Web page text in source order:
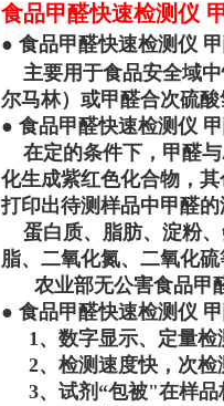
食品甲醛快速检测仪
● 食品甲醛快速检测仪
主要用于食品安全域中
尔马林）或甲醛合次硫
● 食品甲醛快速检测仪
在定的条件下，甲醛与
化生成紫红色化合物，
打印出待测样品中甲醛
蛋白质、脂肪、淀粉、
脂、二氧化氮、二氧化
农业部无公害食品甲
● 食品甲醛快速检测仪
1、数字显示、定量检
2、检测速度快，次检
3、试剂“包被"在样品